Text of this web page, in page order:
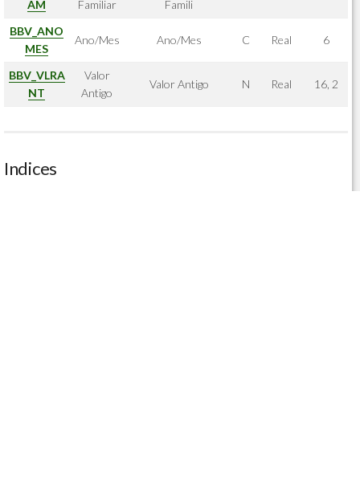
AM Familiar Famili
BBV_ANO
MES
Ano/Mes Ano/Mes C Real 6
BBV_VLRA
NT
Valor
Antigo
Valor Antigo N Real 16, 2
Indices